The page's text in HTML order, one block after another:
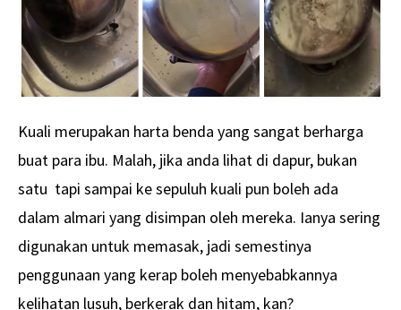
Kuali merupakan harta benda yang sangat berharga
buat para ibu. Malah, jika anda lihat di dapur, bukan
satu tapi sampai ke sepuluh kuali pun boleh ada
dalam almari yang disimpan oleh mereka. Ianya sering
digunakan untuk memasak, jadi semestinya
penggunaan yang kerap boleh menyebabkannya
kelihatan lusuh, berkerak dan hitam, kan?